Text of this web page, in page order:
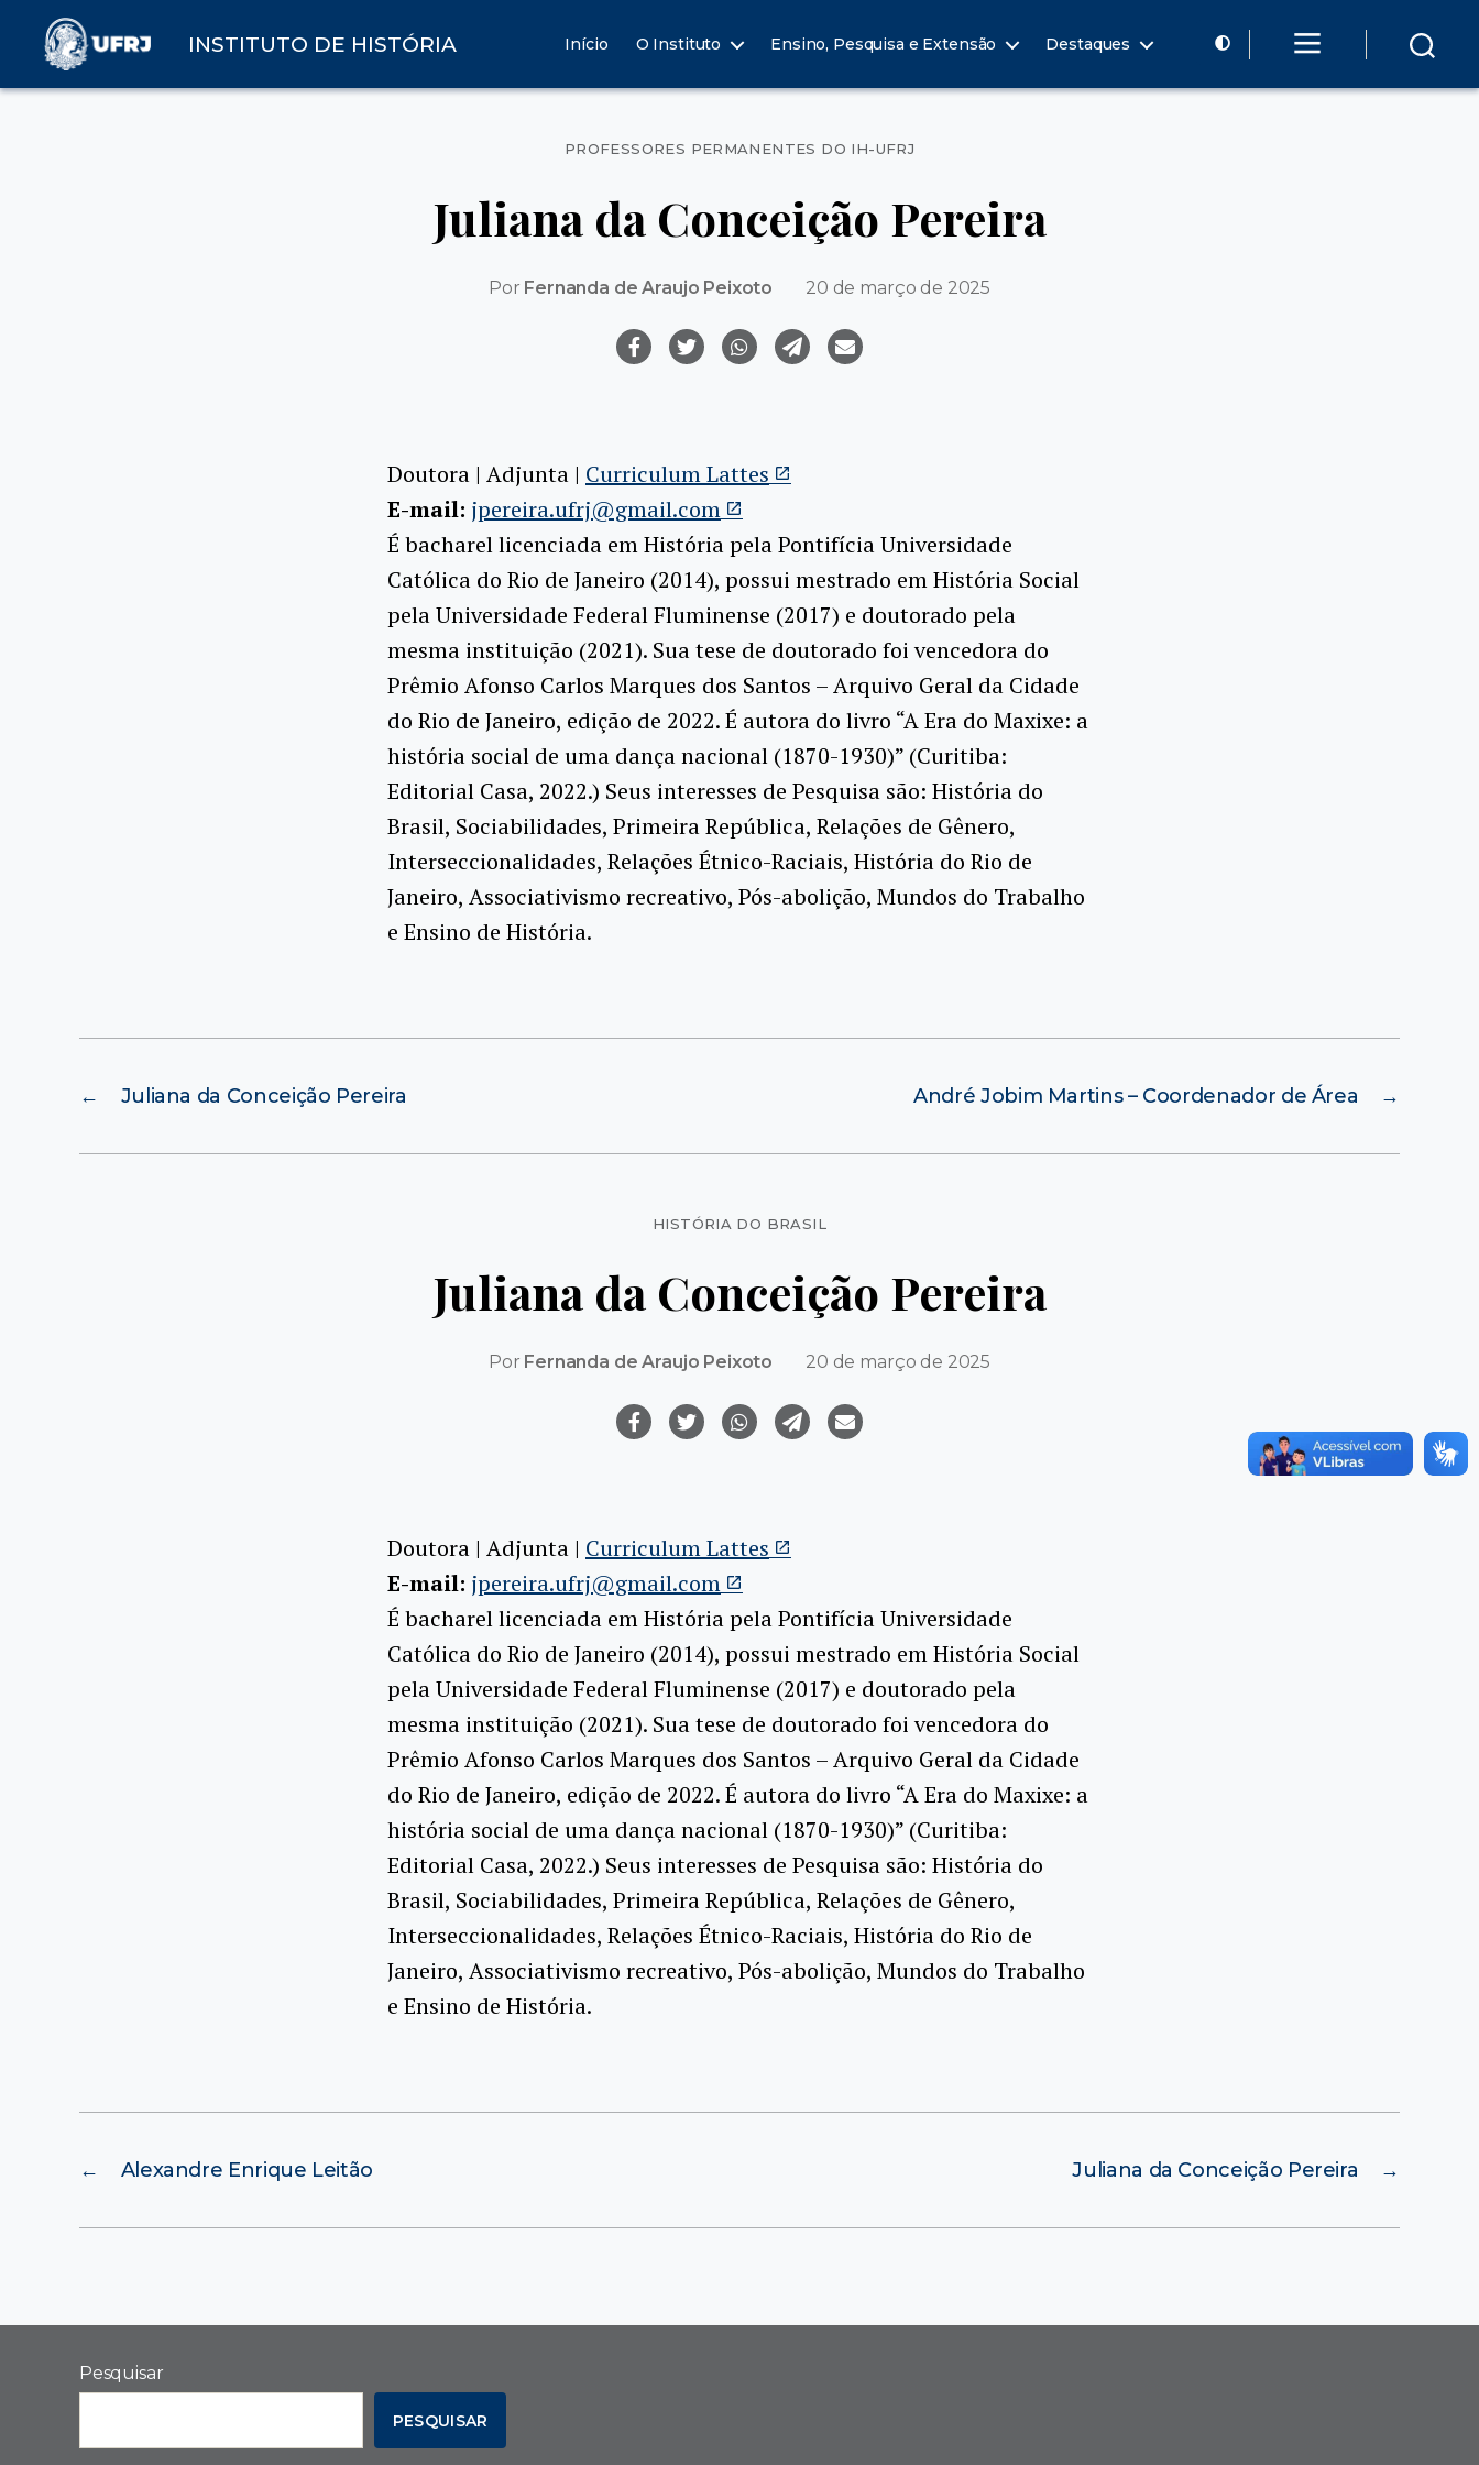
INSTITUTO DE HISTÓRIA Início O Instituto Ensino, Pesquisa e Extensão Destaques
Categorias
PROFESSORES PERMANENTES DO IH-UFRJ
Juliana da Conceição Pereira
Por Fernanda de Araujo Peixoto 20 de março de 2025
Doutora | Adjunta | Curriculum Lattes
E-mail: jpereira.ufrj@gmail.com
É bacharel licenciada em História pela Pontifícia Universidade
Católica do Rio de Janeiro (2014), possui mestrado em História Social
pela Universidade Federal Fluminense (2017) e doutorado pela
mesma instituição (2021). Sua tese de doutorado foi vencedora do
Prêmio Afonso Carlos Marques dos Santos – Arquivo Geral da Cidade
do Rio de Janeiro, edição de 2022. É autora do livro “A Era do Maxixe: a
história social de uma dança nacional (1870-1930)” (Curitiba:
Editorial Casa, 2022.) Seus interesses de Pesquisa são: História do
Brasil, Sociabilidades, Primeira República, Relações de Gênero,
Interseccionalidades, Relações Étnico-Raciais, História do Rio de
Janeiro, Associativismo recreativo, Pós-abolição, Mundos do Trabalho
e Ensino de História.
← Juliana da Conceição Pereira →
André Jobim Martins – Coordenador de Área
Categorias
HISTÓRIA DO BRASIL
Juliana da Conceição Pereira
Por Fernanda de Araujo Peixoto 20 de março de 2025
Doutora | Adjunta | Curriculum Lattes
E-mail: jpereira.ufrj@gmail.com
É bacharel licenciada em História pela Pontifícia Universidade
Católica do Rio de Janeiro (2014), possui mestrado em História Social
pela Universidade Federal Fluminense (2017) e doutorado pela
mesma instituição (2021). Sua tese de doutorado foi vencedora do
Prêmio Afonso Carlos Marques dos Santos – Arquivo Geral da Cidade
do Rio de Janeiro, edição de 2022. É autora do livro “A Era do Maxixe: a
história social de uma dança nacional (1870-1930)” (Curitiba:
Editorial Casa, 2022.) Seus interesses de Pesquisa são: História do
Brasil, Sociabilidades, Primeira República, Relações de Gênero,
Interseccionalidades, Relações Étnico-Raciais, História do Rio de
Janeiro, Associativismo recreativo, Pós-abolição, Mundos do Trabalho
e Ensino de História.
← Alexandre Enrique Leitão →
Juliana da Conceição Pereira
Pesquisar
PESQUISAR